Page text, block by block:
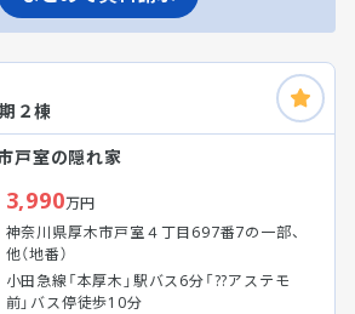
２棟
戸室の隠れ家
3,990万円
神奈川県厚木市戸室４丁目697番7の一部、
他（地番）
小田急線「本厚木」駅バス6分「??アステモ
前」バス停徒歩10分